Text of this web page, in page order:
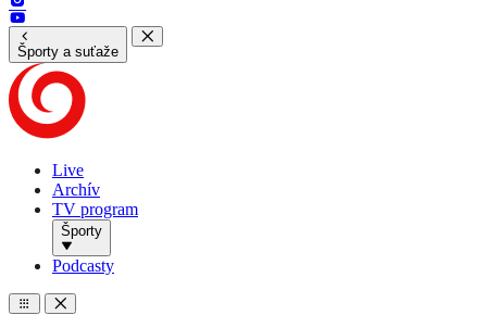
Športy a suťaže
Live
Archív
TV program
Športy
Podcasty